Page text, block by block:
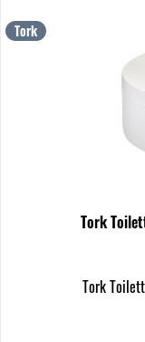
Tork
Tork
Tork